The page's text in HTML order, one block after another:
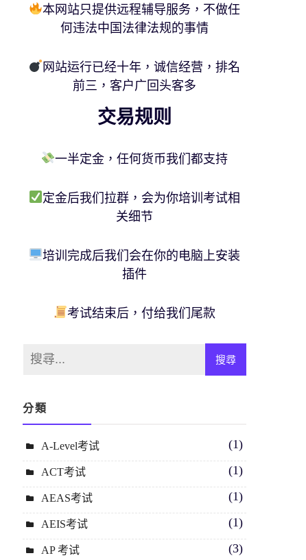
本网站只提供远程辅导服务，不做任
何违法中国法律法规的事情
网站运行已经十年，诚信经营，排名
前三，客户广回头客多
交易规则
一半定金，任何货币我们都支持
定金后我们拉群，会为你培训考试相
关细节
培训完成后我们会在你的电脑上安装
插件
考试结束后，付给我们尾款
分類
A-Level考试 (1)
ACT考试 (1)
AEAS考试 (1)
AEIS考试 (1)
AP 考试 (3)